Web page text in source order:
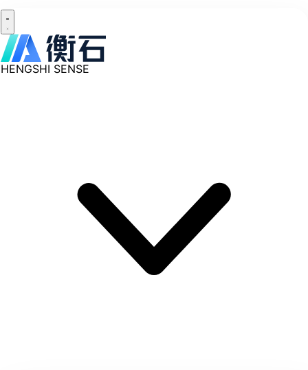
HENGSHI SENSE